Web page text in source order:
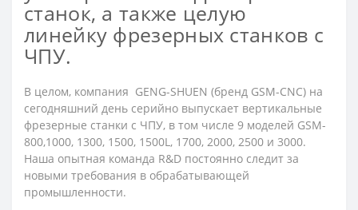
станок, а также целую
линейку фрезерных станков с
ЧПУ.
В целом, компания GENG-SHUEN (бренд GSM-CNC) на
сегодняшний день серийно выпускает вертикальные
фрезерные станки с ЧПУ, в том числе 9 моделей GSM-
800,1000, 1300, 1500, 1500L, 1700, 2000, 2500 и 3000.
Наша опытная команда R&D постоянно следит за
новыми требования в обрабатывающей
промышленности.